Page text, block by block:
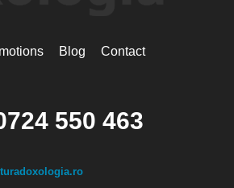
Blog Contact
550 463